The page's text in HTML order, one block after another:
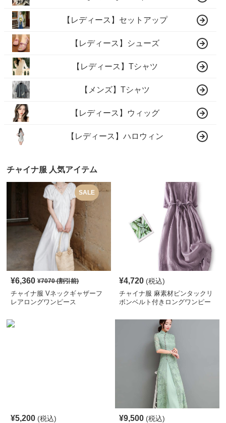
【レディース】セットアップ
【レディース】シューズ
【レディース】Tシャツ
【メンズ】Tシャツ
【レディース】ウィッグ
【レディース】ハロウィン
チャイナ服 人気アイテム
SALE
¥6,360 ¥7070(割引前)
チャイナ服 Vネックギャザーフ
レアロングワンピース
¥4,720 (税込)
チャイナ服 麻素材ピンタックリ
ボンベルト付きロングワンピー
¥5,200 (税込) ¥9,500 (税込)